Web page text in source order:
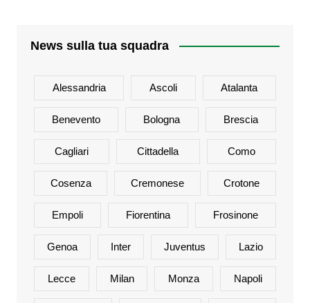
News sulla tua squadra
Alessandria Ascoli Atalanta
Benevento Bologna Brescia
Cagliari Cittadella Como
Cosenza Cremonese Crotone
Empoli Fiorentina Frosinone
Genoa Inter Juventus Lazio
Lecce Milan Monza Napoli